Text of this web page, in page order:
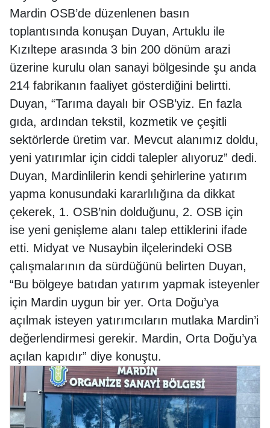
Mardin OSB’de düzenlenen basın
toplantısında konuşan Duyan, Artuklu ile
Kızıltepe arasında 3 bin 200 dönüm arazi
üzerine kurulu olan sanayi bölgesinde şu anda
214 fabrikanın faaliyet gösterdiğini belirtti.
Duyan, “Tarıma dayalı bir OSB’yiz. En fazla
gıda, ardından tekstil, kozmetik ve çeşitli
sektörlerde üretim var. Mevcut alanımız doldu,
yeni yatırımlar için ciddi talepler alıyoruz” dedi.
Duyan, Mardinlilerin kendi şehirlerine yatırım
yapma konusundaki kararlılığına da dikkat
çekerek, 1. OSB’nin dolduğunu, 2. OSB için
ise yeni genişleme alanı talep ettiklerini ifade
etti. Midyat ve Nusaybin ilçelerindeki OSB
çalışmalarının da sürdüğünü belirten Duyan,
“Bu bölgeye batıdan yatırım yapmak isteyenler
için Mardin uygun bir yer. Orta Doğu’ya
açılmak isteyen yatırımcıların mutlaka Mardin’i
değerlendirmesi gerekir. Mardin, Orta Doğu’ya
açılan kapıdır” diye konuştu.